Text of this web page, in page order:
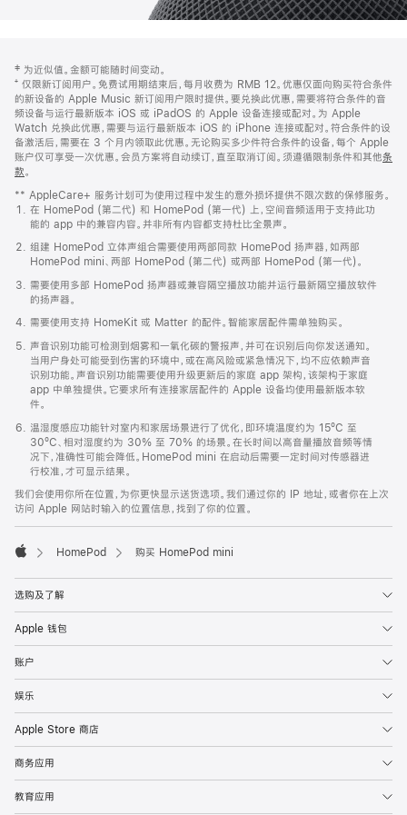
页
页
脚
注
‡ 为近似值。金额可能随时间变动。
⁺ 仅限新订阅用户。免费试用期结束后，每月收费为 RMB 12。优惠仅面向购买符合条件
的新设备的 Apple Music 新订阅用户限时提供。要兑换此优惠，需要将符合条件的音
频设备与运行最新版本 iOS 或 iPadOS 的 Apple 设备连接或配对。为 Apple
Watch 兑换此优惠，需要与运行最新版本 iOS 的 iPhone 连接或配对。符合条件的设
备激活后，需要在 3 个月内领取此优惠。无论购买多少件符合条件的设备，每个 Apple
账户仅可享受一次优惠。会员方案将自动续订，直至取消订阅。须遵循限制条件和其他条
款。
窗
口
中
打
开)
** AppleCare+ 服务计划可为使用过程中发生的意外损坏提供不限次数的保修服务。
在 HomePod (第二代) 和 HomePod (第一代) 上，空间音频适用于支持此功
能的 app 中的兼容内容。并非所有内容都支持杜比全景声。
组建 HomePod 立体声组合需要使用两部同款 HomePod 扬声器，如两部
HomePod mini、两部 HomePod (第二代) 或两部 HomePod (第一代)。
需要使用多部 HomePod 扬声器或兼容隔空播放功能并运行最新隔空播放软件
的扬声器。
需要使用支持 HomeKit 或 Matter 的配件。智能家居配件需单独购买。
声音识别功能可检测到烟雾和一氧化碳的警报声，并可在识别后向你发送通知。
当用户身处可能受到伤害的环境中，或在高风险或紧急情况下，均不应依赖声音
识别功能。声音识别功能需要使用升级更新后的家庭 app 架构，该架构于家庭
app 中单独提供。它要求所有连接家居配件的 Apple 设备均使用最新版本软
件。
温湿度感应功能针对室内和家居场景进行了优化，即环境温度约为 15ºC 至
30ºC、相对湿度约为 30% 至 70% 的场景。在长时间以高音量播放音频等情
况下，准确性可能会降低。HomePod mini 在启动后需要一定时间对传感器进
行校准，才可显示结果。
我们会使用你所在位置，为你更快显示送货选项。我们通过你的 IP 地址，或者你在上次
访问 Apple 网站时输入的位置信息，找到了你的位置。
HomePod 购买 HomePod mini
选购及了解
Apple 钱包
账户
娱乐
Apple Store 商店
商务应用
教育应用